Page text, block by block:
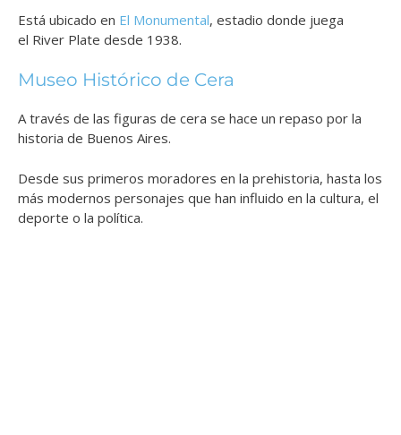
Está ubicado en El Monumental, estadio donde juega
el River Plate desde 1938.
Museo Histórico de Cera
A través de las figuras de cera se hace un repaso por la
historia de Buenos Aires.
Desde sus primeros moradores en la prehistoria, hasta los
más modernos personajes que han influido en la cultura, el
deporte o la política.